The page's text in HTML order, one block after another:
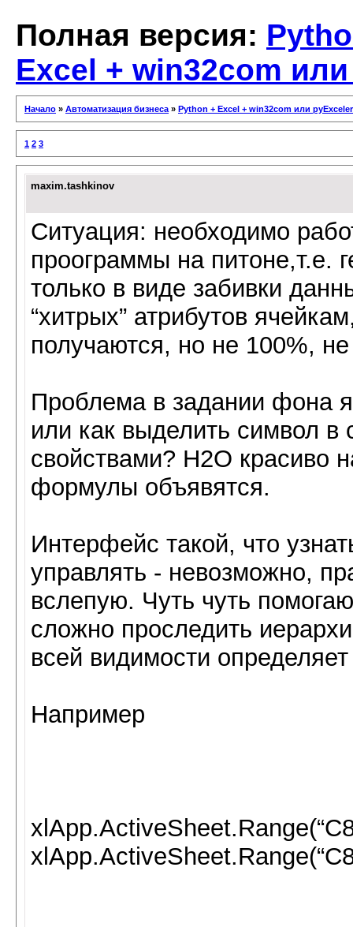
Полная версия:
Excel + win32com
Начало » Автоматизация бизнеса » Python + Excel + win32com или
1 2 3
maxim.tashkinov
Ситуация: необходимо
проограммы на питоне,т.е.
только в виде забивки
“хитрых” атрибутов
получаются, но не 100%,
Проблема в задании фона
или как выделить символ в
свойствами? Н2О красиво
формулы объявятся.
Интерфейс такой, что
управлять - невозможно,
вслепую. Чуть чуть
сложно проследить
всей видимости
Например